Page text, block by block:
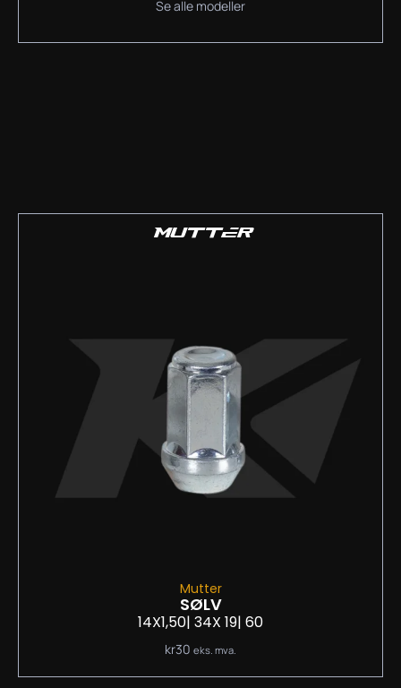
Se alle modeller
MUTTER
Mutter
SØLV
14X1,50| 34X 19| 60
kr30 eks. mva.